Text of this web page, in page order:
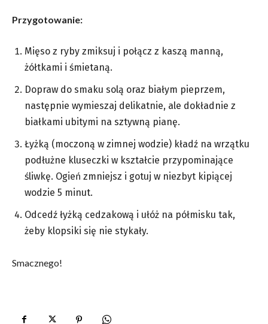
Przygotowanie:
Mięso z ryby zmiksuj i połącz z kaszą manną,
żółtkami i śmietaną.
Dopraw do smaku solą oraz białym pieprzem,
następnie wymieszaj delikatnie, ale dokładnie z
białkami ubitymi na sztywną pianę.
Łyżką (moczoną w zimnej wodzie) kładź na wrzątku
podłużne kluseczki w kształcie przypominające
śliwkę. Ogień zmniejsz i gotuj w niezbyt kipiącej
wodzie 5 minut.
Odcedź łyżką cedzakową i ułóż na półmisku tak,
żeby klopsiki się nie stykały.
Smacznego!